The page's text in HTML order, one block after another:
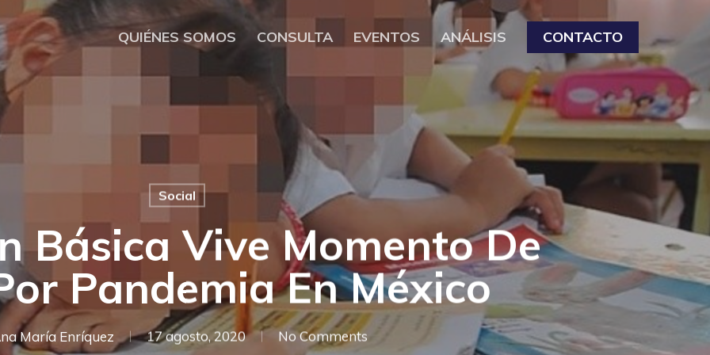
QUIÉNES SOMOS CONSULTA EVENTOS ANÁLISIS CONTACTO
Social
Básica Vive Momento De
Pandemia En México
María Enríquez 17 agosto, 2020 No Comments